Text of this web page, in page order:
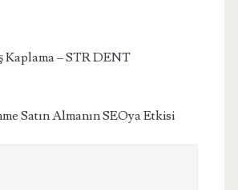
– STR DENT
Satın Almanın SEOya Etkisi